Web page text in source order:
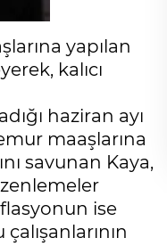
yapılan
kalıcı
haziran ayı
maaşlarına
savunan Kaya,
ise